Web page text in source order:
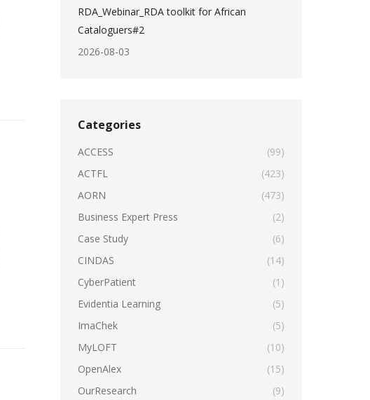
RDA_Webinar_RDA toolkit for African
Cataloguers#2
2026-08-03
Categories
ACCESS
(99)
ACTFL
(423)
AORN
(473)
Business Expert Press
(2)
Case Study
(6)
CINDAS
(14)
CyberPatient
(1)
Evidentia Learning
(5)
ImaChek
(5)
MyLOFT
(10)
OpenAlex
(15)
OurResearch
(9)